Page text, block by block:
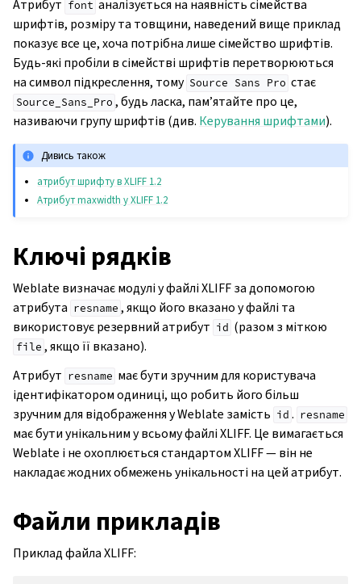
Атрибут font аналізується на наявність сімейства
шрифтів, розміру та товщини, наведений вище приклад
показує все це, хоча потрібна лише сімейство шрифтів.
Будь-які пробіли в сімействі шрифтів перетворюються
на символ підкреслення, тому Source Sans Pro стає
Source_Sans_Pro , будь ласка, пам’ятайте про це,
називаючи групу шрифтів (див. Керування шрифтами).
Дивись також
атрибут шрифту в XLIFF 1.2
Атрибут maxwidth у XLIFF 1.2
Ключі рядків
Weblate визначає модулі у файлі XLIFF за допомогою
атрибута resname , якщо його вказано у файлі та
використовує резервний атрибут id (разом з міткою
file , якщо її вказано).
Атрибут resname має бути зручним для користувача
ідентифікатором одиниці, що робить його більш
зручним для відображення у Weblate замість id . resname
має бути унікальним у всьому файлі XLIFF. Це вимагається
Weblate і не охоплюється стандартом XLIFF — він не
накладає жодних обмежень унікальності на цей атрибут.
Файли прикладів
Приклад файла XLIFF: